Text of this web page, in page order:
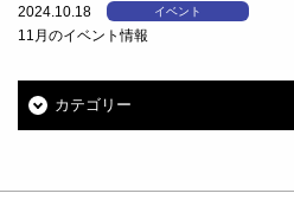
2024.10.18 イベント
11月のイベント情報
カテゴリー